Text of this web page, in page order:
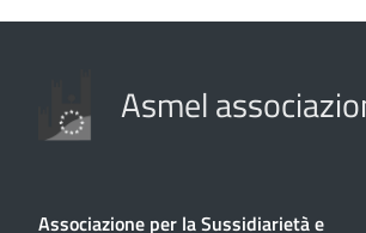
Asmel
Associazione per la Sussidiarietà e